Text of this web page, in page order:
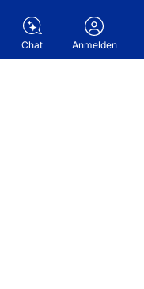
Chat Anmelden